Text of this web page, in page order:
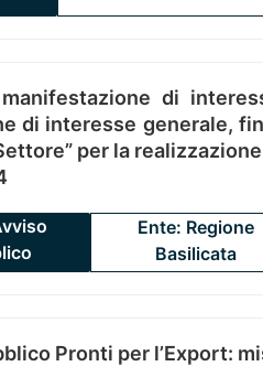
di
di interesse generale,
per la
Ente: Regione
Basilicata
Pronti per l’Export: